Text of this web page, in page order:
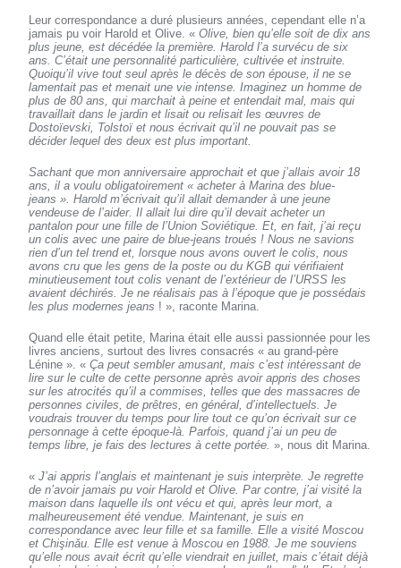
Leur correspondance a duré plusieurs années, cependant elle n’a
jamais pu voir Harold et Olive. «Olive, bien qu’elle soit de dix ans
plus jeune, est décédée la première. Harold l’a survécu de six
ans. C’était une personnalité particulière, cultivée et instruite.
Quoiqu’il vive tout seul après le décès de son épouse, il ne se
lamentait pas et menait une vie intense. Imaginez un homme de
plus de 80 ans, qui marchait à peine et entendait mal, mais qui
travaillait dans le jardin et lisait ou relisait les œuvres de
Dostoïevski, Tolstoï et nous écrivait qu’il ne pouvait pas se
décider lequel des deux est plus important.
Sachant que mon anniversaire approchait et que j’allais avoir 18
ans, il a voulu obligatoirement « acheter à Marina des blue-
jeans ». Harold m’écrivait qu’il allait demander à une jeune
vendeuse de l’aider. Il allait lui dire qu’il devait acheter un
pantalon pour une fille de l’Union Soviétique. Et, en fait, j’ai reçu
un colis avec une paire de blue-jeans troués ! Nous ne savions
rien d’un tel trend et, lorsque nous avons ouvert le colis, nous
avons cru que les gens de la poste ou du KGB qui vérifiaient
minutieusement tout colis venant de l’extérieur de l’URSS les
avaient déchirés. Je ne réalisais pas à l’époque que je possédais
les plus modernes jeans ! », raconte Marina.
Quand elle était petite, Marina était elle aussi passionnée pour les
livres anciens, surtout des livres consacrés « au grand-père
Lénine ». «Ça peut sembler amusant, mais c’est intéressant de
lire sur le culte de cette personne après avoir appris des choses
sur les atrocités qu’il a commises, telles que des massacres de
personnes civiles, de prêtres, en général, d’intellectuels. Je
voudrais trouver du temps pour lire tout ce qu’on écrivait sur ce
personnage à cette époque-là. Parfois, quand j’ai un peu de
temps libre, je fais des lectures à cette portée. », nous dit Marina.
«J’ai appris l’anglais et maintenant je suis interprète. Je regrette
de n’avoir jamais pu voir Harold et Olive. Par contre, j’ai visité la
maison dans laquelle ils ont vécu et qui, après leur mort, a
malheureusement été vendue. Maintenant, je suis en
correspondance avec leur fille et sa famille. Elle a visité Moscou
et Chişinău. Elle est venue à Moscou en 1988. Je me souviens
qu’elle nous avait écrit qu’elle viendrait en juillet, mais c’était déjà